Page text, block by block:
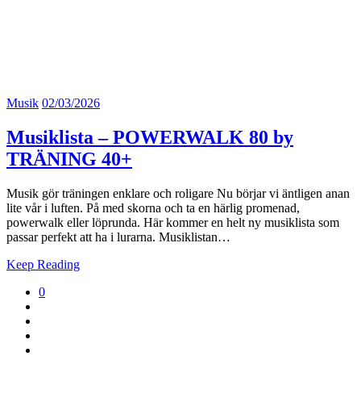
Musik 02/03/2026
Musiklista – POWERWALK 80 by
TRÄNING 40+
Musik gör träningen enklare och roligare Nu börjar vi äntligen anan
lite vår i luften. På med skorna och ta en härlig promenad,
powerwalk eller löprunda. Här kommer en helt ny musiklista som
passar perfekt att ha i lurarna. Musiklistan…
Keep Reading
0